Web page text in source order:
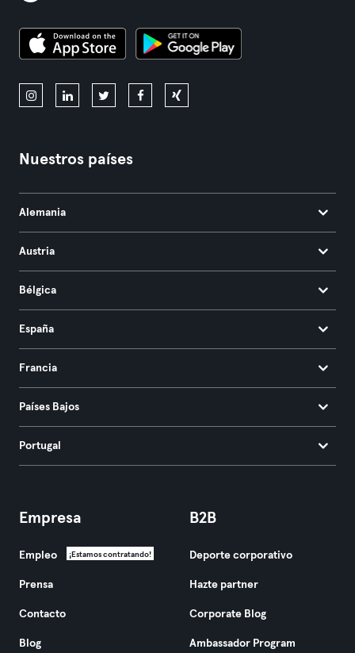
Nuestros países
Alemania
Austria
Bélgica
España
Francia
Países Bajos
Portugal
Empresa
Empleo ¡Estamos contratando!
Prensa
Contacto
Blog
B2B
Deporte corporativo
Hazte partner
Corporate Blog
Ambassador Program